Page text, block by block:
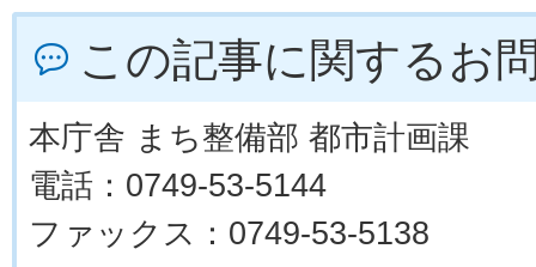
この記事に関するお
本庁舎 まち整備部 都市計画課
電話：0749-53-5144
ファックス：0749-53-5138